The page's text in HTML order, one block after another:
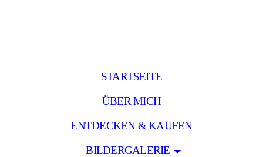
STARTSEITE
ÜBER MICH
ENTDECKEN & KAUFEN
BILDERGALERIE